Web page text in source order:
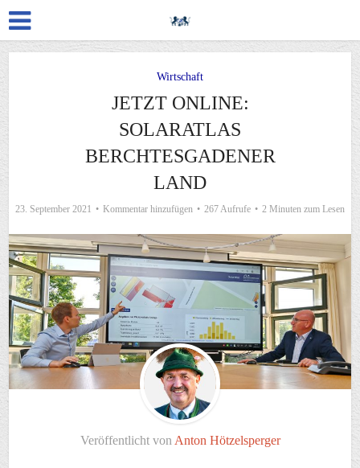
Wirtschaft
JETZT ONLINE:
SOLARATLAS
BERCHTESGADENER
LAND
23. September 2021 Kommentar hinzufügen 267 Aufrufe 2 Minuten zum Lesen
Veröffentlicht von Anton Hötzelsperger